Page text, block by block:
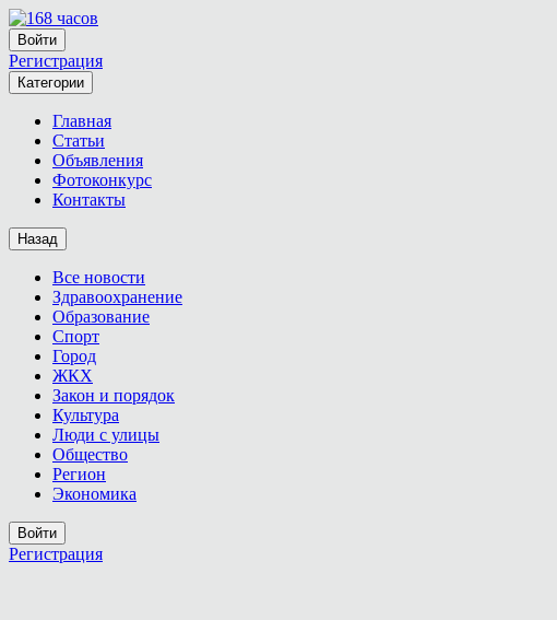
Войти
Регистрация
Категории
Главная
Статьи
Объявления
Фотоконкурс
Контакты
Назад
Все новости
Здравоохранение
Образование
Спорт
Город
ЖКХ
Закон и порядок
Культура
Люди с улицы
Общество
Регион
Экономика
Войти
Регистрация